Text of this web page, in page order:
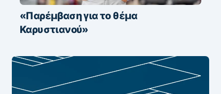
«Παρέμβαση για το θέμα
Καρυστιανού»